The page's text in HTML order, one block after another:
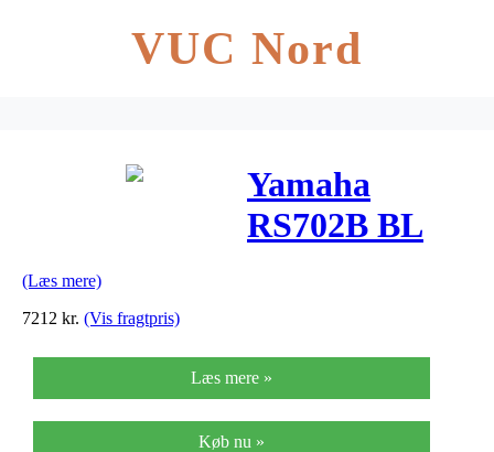
VUC Nord
Yamaha
RS702B BL
(Læs mere)
7212 kr. (Vis fragtpris)
Læs mere »
Køb nu »